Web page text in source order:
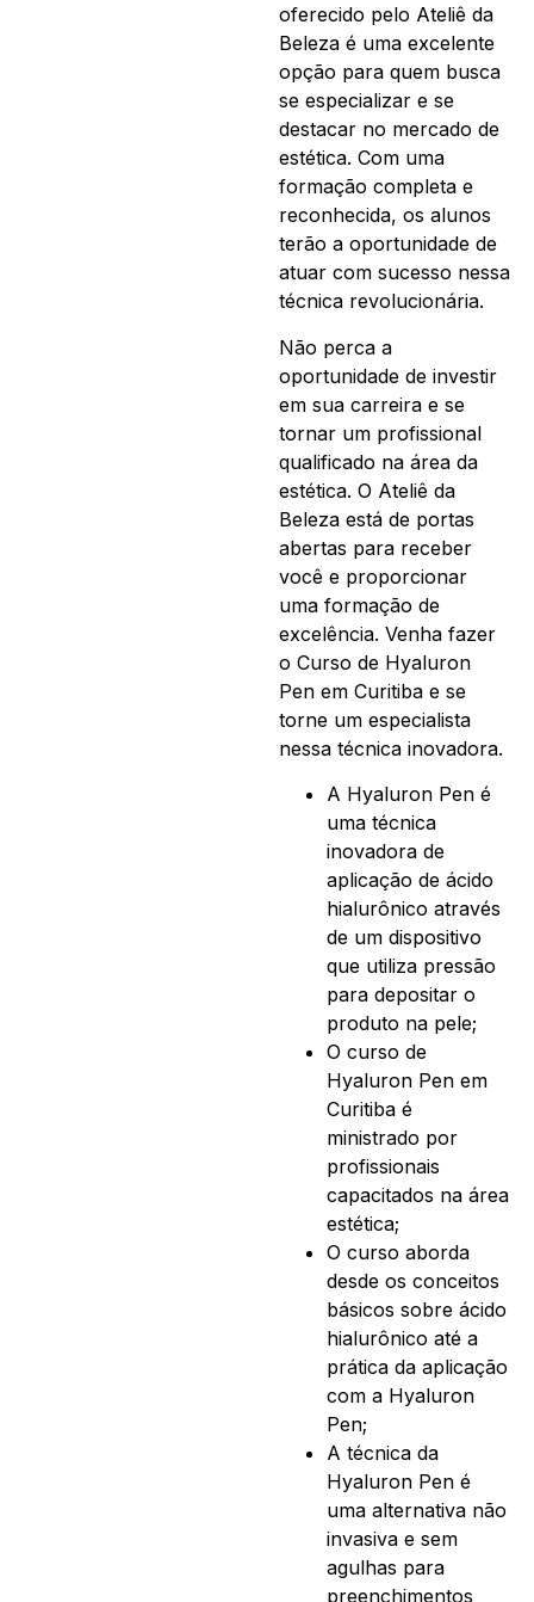
oferecido pelo Ateliê da
Beleza é uma excelente
opção para quem busca
se especializar e se
destacar no mercado de
estética. Com uma
formação completa e
reconhecida, os alunos
terão a oportunidade de
atuar com sucesso nessa
técnica revolucionária.
Não perca a
oportunidade de investir
em sua carreira e se
tornar um profissional
qualificado na área da
estética. O Ateliê da
Beleza está de portas
abertas para receber
você e proporcionar
uma formação de
excelência. Venha fazer
o Curso de Hyaluron
Pen em Curitiba e se
torne um especialista
nessa técnica inovadora.
A Hyaluron Pen é
uma técnica
inovadora de
aplicação de ácido
hialurônico através
de um dispositivo
que utiliza pressão
para depositar o
produto na pele;
O curso de
Hyaluron Pen em
Curitiba é
ministrado por
profissionais
capacitados na área
estética;
O curso aborda
desde os conceitos
básicos sobre ácido
hialurônico até a
prática da aplicação
com a Hyaluron
Pen;
A técnica da
Hyaluron Pen é
uma alternativa não
invasiva e sem
agulhas para
preenchimentos